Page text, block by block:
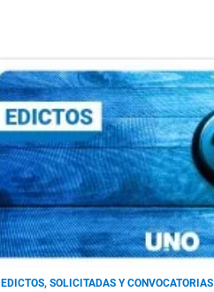
EDICTOS, SOLICITADAS Y CONVOCATORIAS